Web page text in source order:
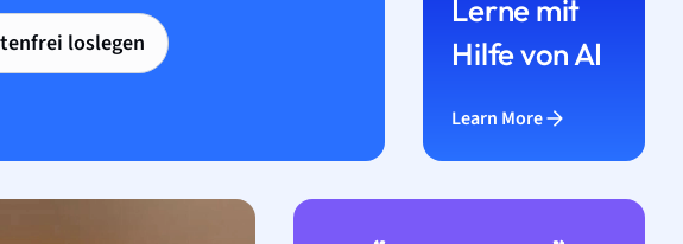
loslegen
Lerne mit
Hilfe von AI
Learn More